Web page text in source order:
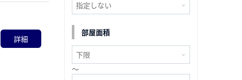
詳細
部屋面積
～